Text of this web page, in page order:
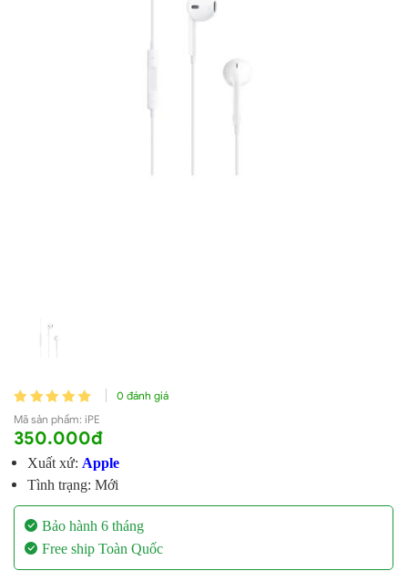
0 đánh giá
Mã sản phẩm: iPE
350.000đ
Xuất xứ: Apple
Tình trạng: Mới
Bảo hành 6 tháng
Free ship Toàn Quốc